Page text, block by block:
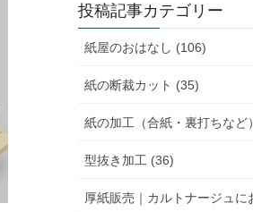
投稿記事カテゴリー
紙屋のおはなし (106)
紙の断裁カット (35)
紙の加工（合紙・裏打ちなど
型抜き加工 (36)
厚紙販売｜カルトナージュに